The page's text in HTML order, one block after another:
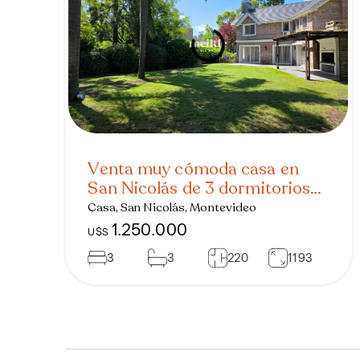
Venta muy cómoda casa en
San Nicolás de 3 dormitorios
con terraza y parrillero
Casa, San Nicolás, Montevideo
U$S1.250.000
3 3 220 1193